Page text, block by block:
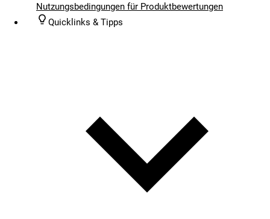
Nutzungsbedingungen für Produktbewertungen
Quicklinks & Tipps